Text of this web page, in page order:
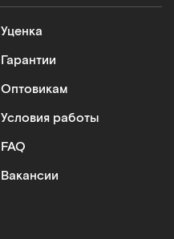
Уценка
Гарантии
Оптовикам
Условия работы
FAQ
Вакансии